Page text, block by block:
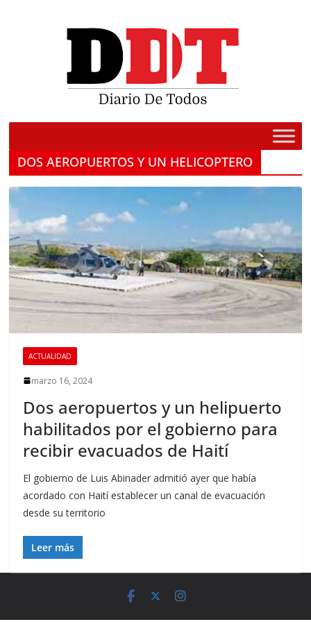
DOS AEROPUERTOS Y UN HELICOPTERO
ACTUALIDAD
marzo 16, 2024
Dos aeropuertos y un helipuerto
habilitados por el gobierno para
recibir evacuados de Haití
El gobierno de Luis Abinader admitió ayer que había
acordado con Haití establecer un canal de evacuación
desde su territorio
Leer más